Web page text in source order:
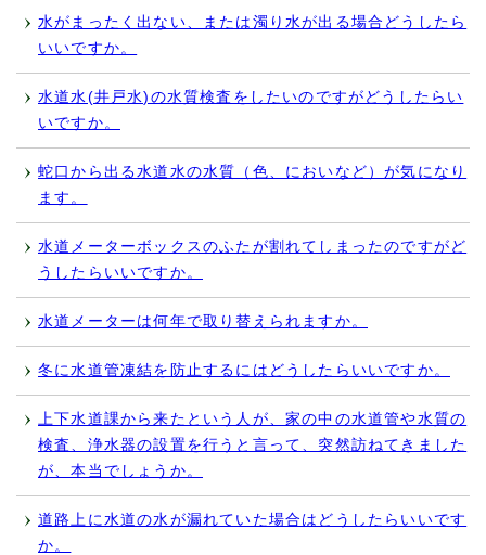
水がまったく出ない、または濁り水が出る場合どうしたら
いいですか。
水道水(井戸水)の水質検査をしたいのですがどうしたらい
いですか。
蛇口から出る水道水の水質（色、においなど）が気になり
ます。
水道メーターボックスのふたが割れてしまったのですがど
うしたらいいですか。
水道メーターは何年で取り替えられますか。
冬に水道管凍結を防止するにはどうしたらいいですか。
上下水道課から来たという人が、家の中の水道管や水質の
検査、浄水器の設置を行うと言って、突然訪ねてきました
が、本当でしょうか。
道路上に水道の水が漏れていた場合はどうしたらいいです
か。